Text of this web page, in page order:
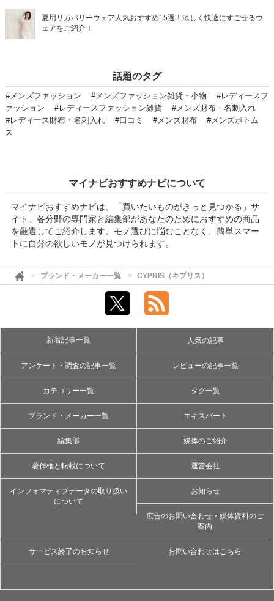
夏用リカバリーウェア人気おすすめ15選！涼しく快適にすごせるウ
ェアをご紹介！
話題のタグ
#メンズファッション #メンズファッション雑貨・小物
#レディースフ
ァッション
#レディースファッション雑貨
#メンズ財布・名刺入れ
#レディース財布・名刺入れ
#口コミ #メンズ財布
#メンズボトム
ス
マイナビおすすめナビについて
マイナビおすすめナビは、「買いたいものがきっと見つかる」サ
イト。各分野の専門家と編集部があなたのためにおすすめの商品
を厳選してご紹介します。モノ選びに悩むことなく、簡単スマー
トに自分の欲しいモノが見つけられます。
ブランド・メーカー一覧 CYPRIS（キプリス）
新着記事一覧 人気の記事
アンケート・調査の記事一覧 レビューの記事一覧
カテゴリー一覧 タグ一覧
ブランド・メーカー一覧 エキスパート
編集部 媒体のご紹介
著作権と転載について 運営会社
インフォマティブデータの取り扱い
について
お知らせ
広告のお問い合わせ・媒体資料のご
案内
サービス終了のお知らせ お問い合わせはこちら